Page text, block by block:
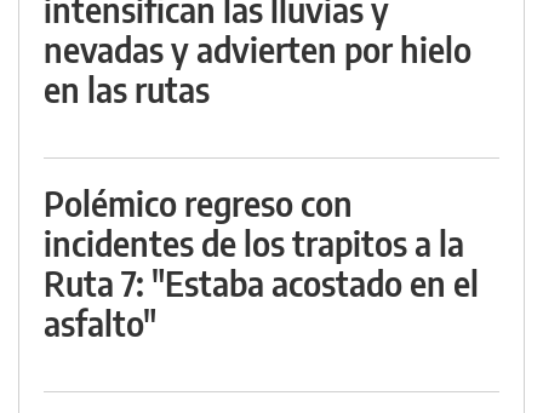
intensifican las lluvias y
nevadas y advierten por hielo
en las rutas
Polémico regreso con
incidentes de los trapitos a la
Ruta 7: "Estaba acostado en el
asfalto"